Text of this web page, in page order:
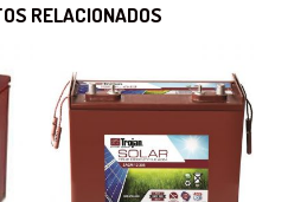
RELACIONADOS